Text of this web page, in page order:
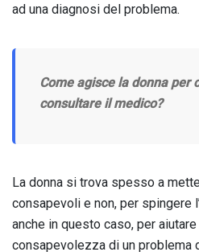
ad una diagnosi del problema.
Come agisce la donna per
consultare il medico?
La donna si trova spesso a
consapevoli e non, per spingere
anche in questo caso, per aiutare
consapevolezza di un problema